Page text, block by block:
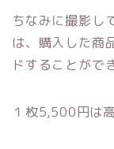
ちなみに撮影し
は、購入した商
ドすることがで
１枚5,500円は